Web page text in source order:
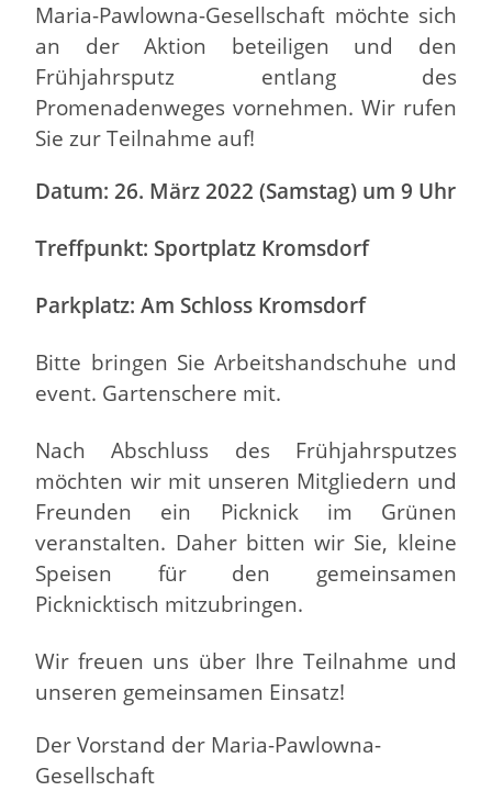
Maria-Pawlowna-Gesellschaft möchte sich
an der Aktion beteiligen und den
Frühjahrsputz entlang des
Promenadenweges vornehmen. Wir rufen
Sie zur Teilnahme auf!
Datum: 26. März 2022 (Samstag) um 9 Uhr
Treffpunkt: Sportplatz Kromsdorf
Parkplatz: Am Schloss Kromsdorf
Bitte bringen Sie Arbeitshandschuhe und
event. Gartenschere mit.
Nach Abschluss des Frühjahrsputzes
möchten wir mit unseren Mitgliedern und
Freunden ein Picknick im Grünen
veranstalten. Daher bitten wir Sie, kleine
Speisen für den gemeinsamen
Picknicktisch mitzubringen.
Wir freuen uns über Ihre Teilnahme und
unseren gemeinsamen Einsatz!
Der Vorstand der Maria-Pawlowna-
Gesellschaft